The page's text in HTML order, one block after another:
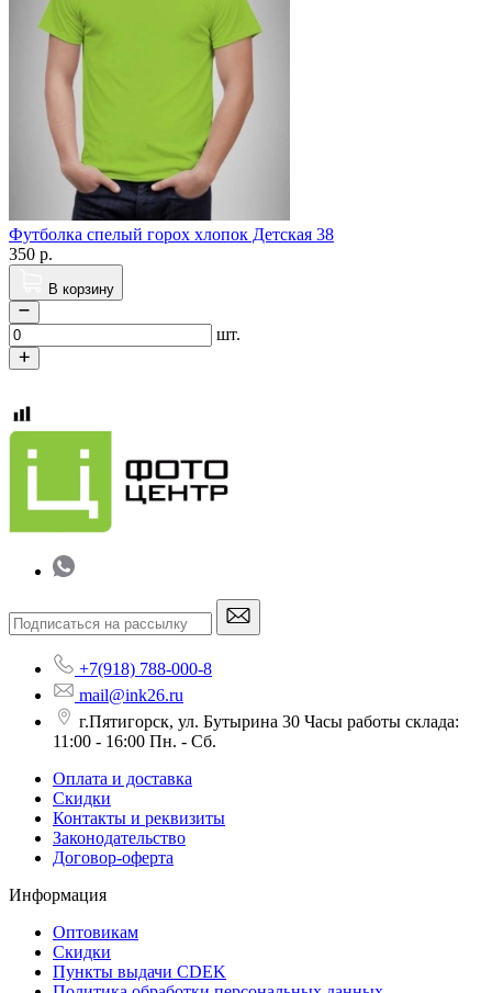
Футболка спелый горох хлопок Детская 38
350 р.
В корзину
шт.
+7(918) 788-000-8
mail@ink26.ru
г.Пятигорск, ул. Бутырина 30 Часы работы склада:
11:00 - 16:00 Пн. - Сб.
Оплата и доставка
Скидки
Контакты и реквизиты
Законодательство
Договор-оферта
Информация
Оптовикам
Скидки
Пункты выдачи CDEK